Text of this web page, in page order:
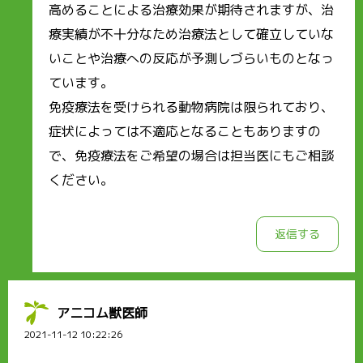
高めることによる治療効果が期待されますが、治
療実績が不十分なため治療法として確立していな
いことや治療への反応が予測しづらいものとなっ
ています。
免疫療法を受けられる動物病院は限られており、
症状によっては不適応となることもありますの
で、免疫療法をご希望の場合は担当医にもご相談
ください。
返信する
アニコム獣医師
2021-11-12 10:22:26